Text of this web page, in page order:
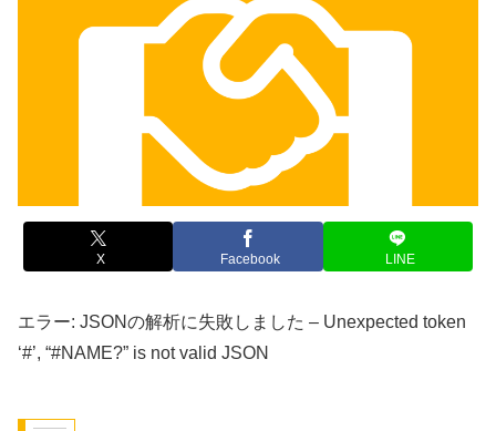
X Facebook LINE
エラー: JSONの解析に失敗しました – Unexpected token
‘#’, “#NAME?” is not valid JSON